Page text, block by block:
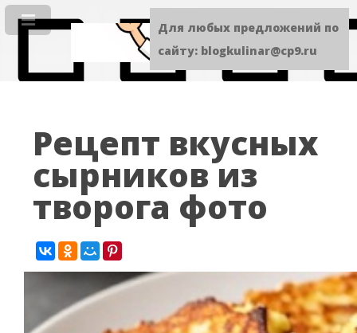
Рецепт вкусных
сырников из
творога фото
Для любых предложений по
сайту: blogkulinar@cp9.ru